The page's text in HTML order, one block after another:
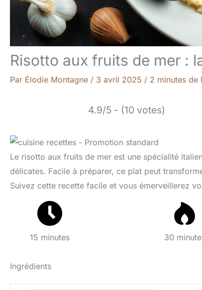
Risotto aux fruits de mer :
Par Élodie Montagne / 3 avril 2025 / 2 minutes de
4.9/5 - (10 votes)
Le risotto aux fruits de mer est une spécialité
délicates. Facile à préparer, ce plat peut
Suivez cette recette facile et vous émerveillerez
15 minutes 30
Ingrédients